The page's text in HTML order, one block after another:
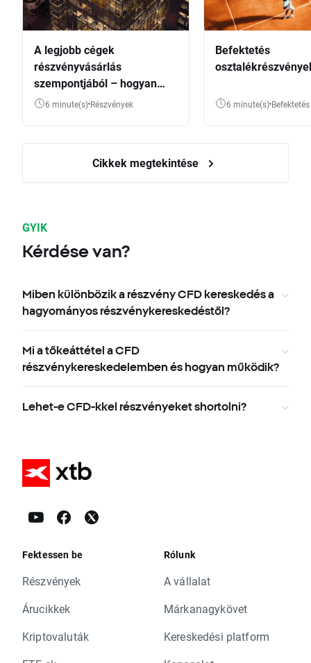
A legjobb cégek
részvényvásárlás
szempontjából – hogyan
válasszunk?
6 minute(s) Részvények
Befektetés
6 minute(s) Befektetés
Cikkek megtekintése
GYIK
Kérdése van?
Miben különbözik a részvény CFD kereskedés a
hagyományos részvénykereskedéstől?
Mi a tőkeáttétel a CFD
részvénykereskedelemben és hogyan működik?
Lehet-e CFD-kkel részvényeket shortolni?
Fektessen be
Részvények
Árucikkek
Kriptovaluták
Rólunk
A vállalat
Márkanagykövet
Kereskedési platform